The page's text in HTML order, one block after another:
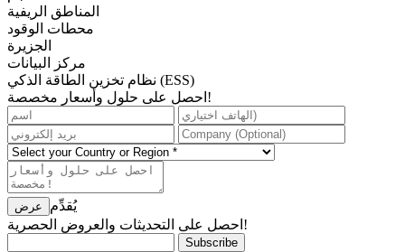
المناطق الريفية
محطات الوقود
الجزيرة
مركز البيانات
نظام تخزين الطاقة الذكي (ESS)
احصل على حلول وأسعار مخصصة!
يُقدِّم
احصل على التحديثات والعروض الحصرية!